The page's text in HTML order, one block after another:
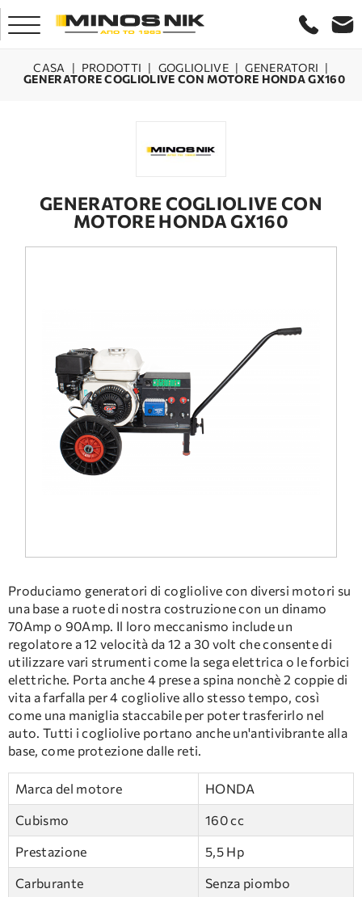
PRODOTTI
DOMANDE FREQUENTI
ASSISTENZA TECNICA
CASA | PRODOTTI | GOGLIOLIVE | GENERATORI |
GENERATORE COGLIOLIVE CON MOTORE HONDA GX160
GENERATORE COGLIOLIVE CON
MOTORE HONDA GX160
Produciamo generatori di cogliolive con diversi motori su
una base a ruote di nostra costruzione con un dinamo
70Amp o 90Amp. Il loro meccanismo include un
regolatore a 12 velocità da 12 a 30 volt che consente di
utilizzare vari strumenti come la sega elettrica o le forbici
elettriche. Porta anche 4 prese a spina nonchè 2 coppie di
vita a farfalla per 4 cogliolive allo stesso tempo, così
come una maniglia staccabile per poter trasferirlo nel
auto. Tutti i cogliolive portano anche un'antivibrante alla
base, come protezione dalle reti.
Marca del motore HONDA
Cubismo 160 cc
Prestazione 5,5 Hp
Carburante Senza piombo